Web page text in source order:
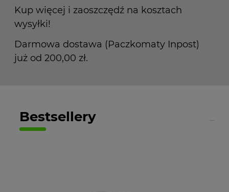
Kup więcej i zaoszczędź na kosztach
wysyłki!
Darmowa dostawa (Paczkomaty Inpost)
już od 200,00 zł.
Bestsellery